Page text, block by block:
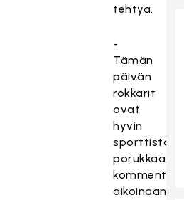
tehtyä.
-
Tämän
päivän
rokkarit
ovat
hyvin
sporttista
porukkaa,
kommentoi
aikoinaan